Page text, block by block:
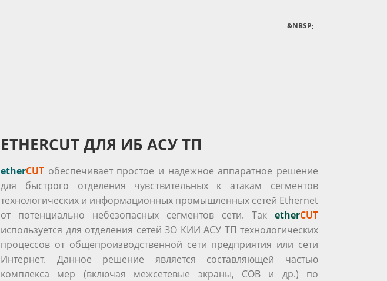
&NBSP;
ETHERCUT ДЛЯ ИБ АСУ ТП
etherCUT обеспечивает простое и надежное аппаратное решение
для быстрого отделения чувствительных к атакам сегментов
технологических и информационных промышленных сетей Ethernet
от потенциально небезопасных сегментов сети. Так etherCUT
используется для отделения сетей ЗО КИИ АСУ ТП технологических
процессов от общепроизводственной сети предприятия или сети
Интернет. Данное решение является составляющей частью
комплекса мер (включая межсетевые экраны, СОВ и др.) по